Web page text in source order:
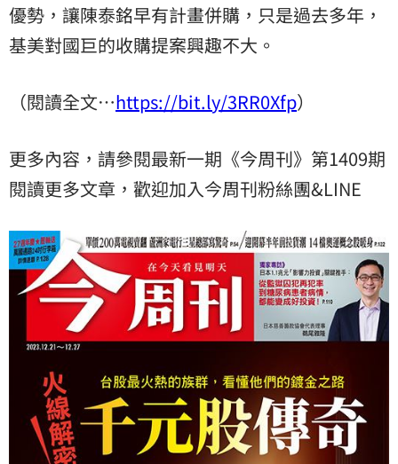
優勢，讓陳泰銘早有計畫併購，只是過去多年，
基美對國巨的收購提案興趣不大。
（閱讀全文…https://bit.ly/3RR0Xfp）
更多內容，請參閱最新一期《今周刊》第1409期
閱讀更多文章，歡迎加入今周刊粉絲團&LINE